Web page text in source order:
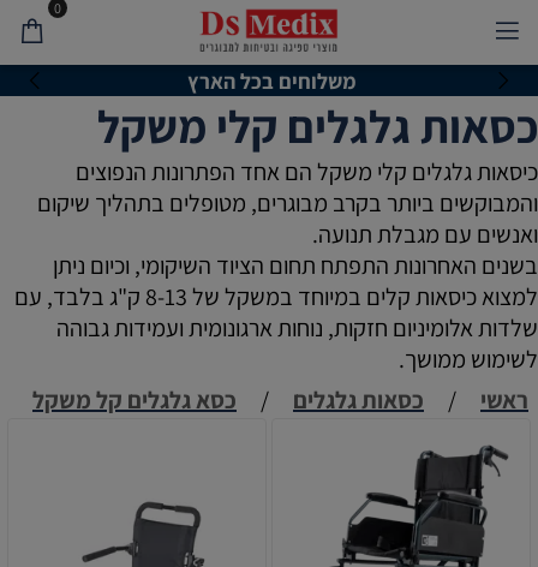
משלוחים בכל הארץ
0
כסאות גלגלים קלי משקל
כיסאות גלגלים קלי משקל הם אחד הפתרונות הנפוצים
והמבוקשים ביותר בקרב מבוגרים, מטופלים בתהליך שיקום
ואנשים עם מגבלת תנועה.
בשנים האחרונות התפתח תחום הציוד השיקומי, וכיום ניתן
למצוא כיסאות קלים במיוחד במשקל של 8-13 ק"ג בלבד, עם
שלדות אלומיניום חזקות, נוחות ארגונומית ועמידות גבוהה
לשימוש ממושך.
ראשי
/ כסאות גלגלים / כסא גלגלים קל משקל